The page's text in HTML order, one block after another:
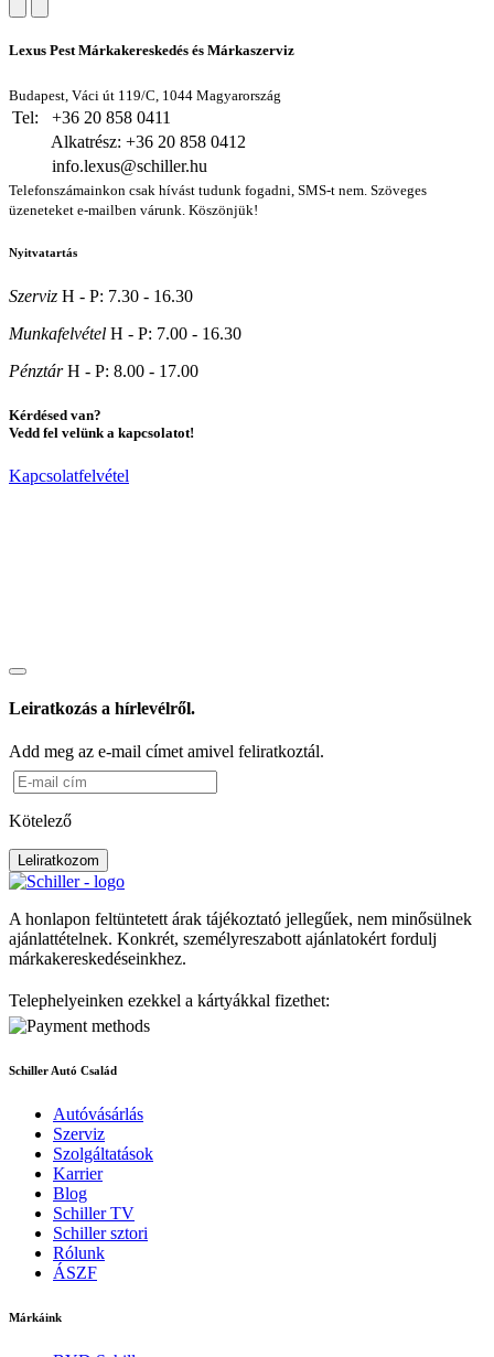
Lexus Pest Márkakereskedés és Márkaszerviz
Budapest, Váci út 119/C, 1044 Magyarország
Tel:
+36 20 858 0411
Alkatrész: +36 20 858 0412
info.lexus@schiller.hu
Telefonszámainkon csak hívást tudunk fogadni, SMS-t nem. Szöveges
üzeneteket e-mailben várunk. Köszönjük!
Nyitvatartás
Szerviz H - P: 7.30 - 16.30
Munkafelvétel H - P: 7.00 - 16.30
PénztárH - P: 8.00 - 17.00
Kérdésed van?
Vedd fel velünk a kapcsolatot!
Kapcsolatfelvétel
Leiratkozás a hírlevélről.
Add meg az e-mail címet amivel feliratkoztál.
Kötelező
Leliratkozom
A honlapon feltüntetett árak tájékoztató jellegűek, nem minősülnek
ajánlattételnek. Konkrét, személyreszabott ajánlatokért fordulj
márkakereskedéseinkhez.
Telephelyeinken ezekkel a kártyákkal fizethet:
Schiller Autó Család
Autóvásárlás
Szerviz
Szolgáltatások
Karrier
Blog
Schiller TV
Schiller sztori
Rólunk
ÁSZF
Márkáink